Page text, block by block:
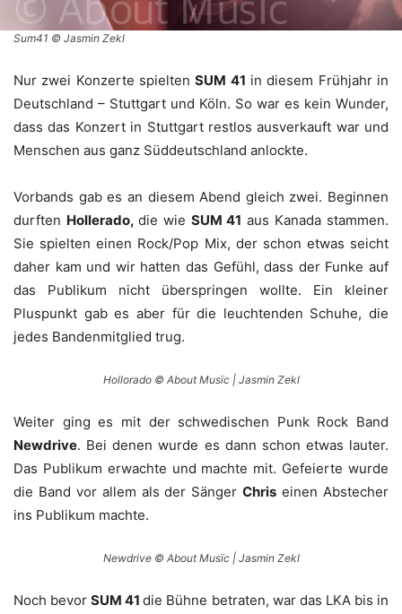
Sum41 © Jasmin Zekl
Nur zwei Konzerte spieltenSUM 41 in diesem Frühjahr in
Deutschland – Stuttgart und Köln. So war es kein Wunder,
dass das Konzert in Stuttgart restlos ausverkauft war und
Menschen aus ganz Süddeutschland anlockte.
Vorbands gab es an diesem Abend gleich zwei. Beginnen
durften Hollerado, die wie SUM 41 aus Kanada stammen.
Sie spielten einen Rock/Pop Mix, der schon etwas seicht
daher kam und wir hatten das Gefühl, dass der Funke auf
das Publikum nicht überspringen wollte. Ein kleiner
Pluspunkt gab es aber für die leuchtenden Schuhe, die
jedes Bandenmitglied trug.
Hollorado © About Musïc | Jasmin Zekl
Weiter ging es mit der schwedischen Punk Rock Band
Newdrive. Bei denen wurde es dann schon etwas lauter.
Das Publikum erwachte und machte mit. Gefeierte wurde
die Band vor allem als der SängerChris einen Abstecher
ins Publikum machte.
Newdrive © About Musïc | Jasmin Zekl
Noch bevorSUM 41die Bühne betraten, war das LKA bis in